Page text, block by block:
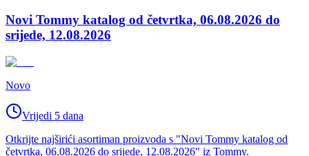
Novi Tommy katalog od četvrtka, 06.08.2026 do
srijede, 12.08.2026
Novo
Vrijedi 5 dana
Otkrijte najširići asortiman proizvoda s "Novi Tommy katalog od
četvrtka, 06.08.2026 do srijede, 12.08.2026" iz Tommy.